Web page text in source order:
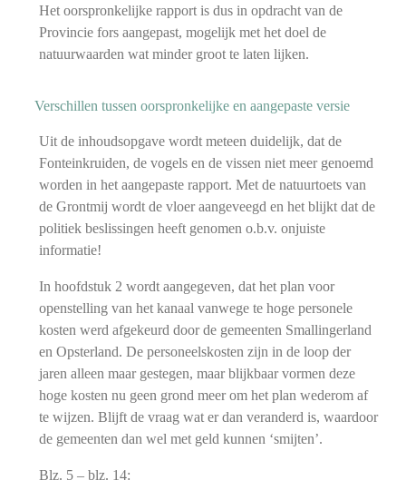
Het oorspronkelijke rapport is dus in opdracht van de
Provincie fors aangepast, mogelijk met het doel de
natuurwaarden wat minder groot te laten lijken.
Verschillen tussen oorspronkelijke en aangepaste versie
Uit de inhoudsopgave wordt meteen duidelijk, dat de
Fonteinkruiden, de vogels en de vissen niet meer genoemd
worden in het aangepaste rapport. Met de natuurtoets van
de Grontmij wordt de vloer aangeveegd en het blijkt dat de
politiek beslissingen heeft genomen o.b.v. onjuiste
informatie!
In hoofdstuk 2 wordt aangegeven, dat het plan voor
openstelling van het kanaal vanwege te hoge personele
kosten werd afgekeurd door de gemeenten Smallingerland
en Opsterland. De personeelskosten zijn in de loop der
jaren alleen maar gestegen, maar blijkbaar vormen deze
hoge kosten nu geen grond meer om het plan wederom af
te wijzen. Blijft de vraag wat er dan veranderd is, waardoor
de gemeenten dan wel met geld kunnen ‘smijten’.
Blz. 5 – blz. 14: